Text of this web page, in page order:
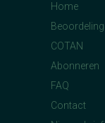
Home
COTAN
Abonneren
FAQ
Contact